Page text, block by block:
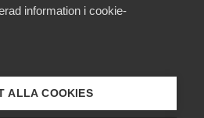
information i cookie-
ALLA COOKIES
regeringens remiss av
till åtgärder för att främja